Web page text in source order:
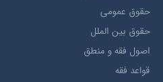
حقوق عمومی
حقوق بين الملل
اصول فقه و منطق
قواعد فقه